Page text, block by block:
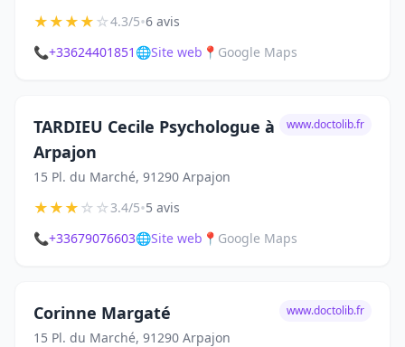
★★★★☆4.3/5•6 avis
📞+33624401851 🌐Site web 📍 Google Maps
TARDIEU Cecile Psychologue à
Arpajon
15 Pl. du Marché, 91290 Arpajon
www.doctolib.fr
★★★☆☆3.4/5•5 avis
📞+33679076603🌐Site web 📍 Google Maps
Corinne Margaté
15 Pl. du Marché, 91290 Arpajon
www.doctolib.fr